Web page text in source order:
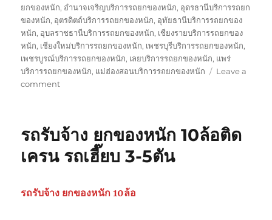
ยกของหนัก, อำนาจเจริญบริการรถยกของหนัก, อุดรธานีบริการรถยก
ของหนัก, อุตรดิตถ์บริการรถยกของหนัก, อุทัยธานีบริการรถยกของ
หนัก, อุบลราชธานีบริการรถยกของหนัก, เชียงรายบริการรถยกของ
หนัก, เชียงใหม่บริการรถยกของหนัก, เพชรบุรีบริการรถยกของหนัก,
เพชรบูรณ์บริการรถยกของหนัก, เลยบริการรถยกของหนัก, แพร่
บริการรถยกของหนัก, แม่ฮ่องสอนบริการรถยกของหนัก
Leave a
commenton
ของ
10ล้อ
เครน
รถรับจ้าง ยกของหนัก 10ล้อติด
เครน รถเฮี๊ยบ 3-5ตัน
รถรับจ้าง ยกของหนัก 10ล้อ